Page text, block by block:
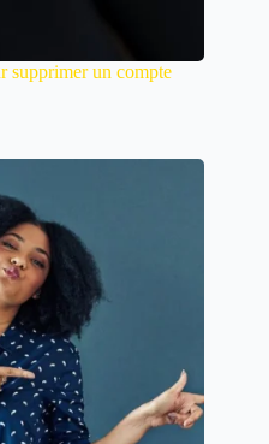
supprimer un compte